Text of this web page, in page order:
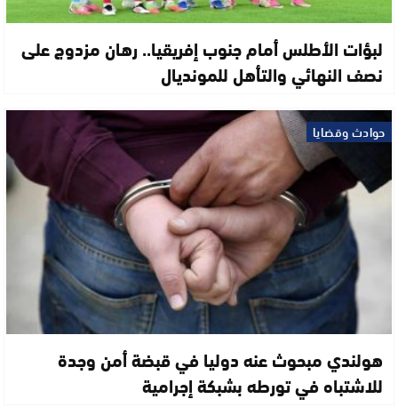
لبؤات الأطلس أمام جنوب إفريقيا.. رهان مزدوج على
نصف النهائي والتأهل للمونديال
حوادث وقضايا
هولندي مبحوث عنه دوليا في قبضة أمن وجدة
للاشتباه في تورطه بشبكة إجرامية